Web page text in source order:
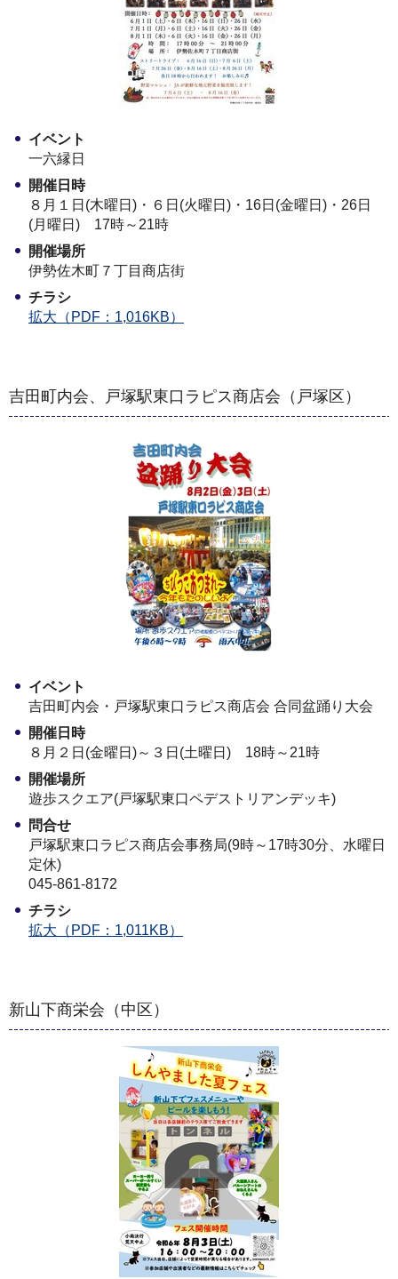
イベント
一六縁日
開催日時
８月１日(木曜日)・６日(火曜日)・16日(金曜日)・26日
(月曜日) 17時～21時
開催場所
伊勢佐木町７丁目商店街
チラシ
拡大（PDF：1,016KB）
吉田町内会、戸塚駅東口ラピス商店会（戸塚区）
イベント
吉田町内会・戸塚駅東口ラピス商店会 合同盆踊り大会
開催日時
８月２日(金曜日)～３日(土曜日) 18時～21時
開催場所
遊歩スクエア(戸塚駅東口ペデストリアンデッキ)
問合せ
戸塚駅東口ラピス商店会事務局(9時～17時30分、水曜日
定休)
045-861-8172
チラシ
拡大（PDF：1,011KB）
新山下商栄会（中区）